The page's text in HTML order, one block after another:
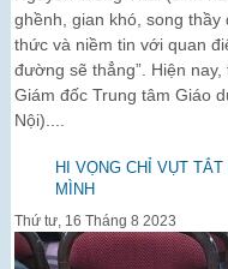
ghềnh, gian khó, song
thức và niềm tin với quan
đường sẽ thẳng”. Hiện
Giám đốc Trung tâm Giáo
Nội)....
HI VỌNG CHỈ VỤT
MÌNH
Thứ tư, 16 Tháng 8 2023